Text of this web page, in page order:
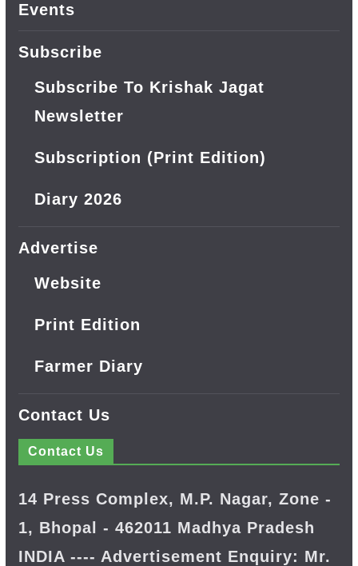
Events
Subscribe
Subscribe To Krishak Jagat
Newsletter
Subscription (Print Edition)
Diary 2026
Advertise
Website
Print Edition
Farmer Diary
Contact Us
Contact Us
14 Press Complex, M.P. Nagar, Zone -
1, Bhopal - 462011 Madhya Pradesh
INDIA ---- Advertisement Enquiry: Mr.